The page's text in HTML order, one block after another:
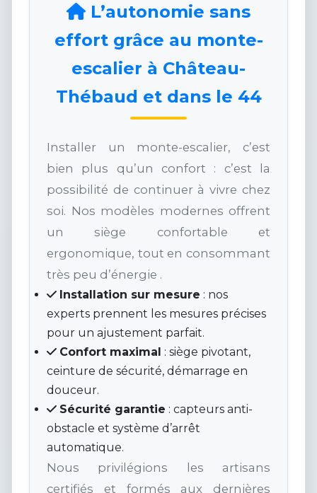
L’autonomie sans
effort grâce au monte-
escalier à Château-
Thébaud et dans le 44
Installer un monte-escalier, c’est
bien plus qu’un confort : c’est la
possibilité de continuer à vivre chez
soi. Nos modèles modernes offrent
un siège confortable et
ergonomique, tout en consommant
très peu d’énergie .
Installation sur mesure : nos
experts prennent les mesures précises
pour un ajustement parfait.
Confort maximal : siège pivotant,
ceinture de sécurité, démarrage en
douceur.
Sécurité garantie : capteurs anti-
obstacle et système d’arrêt
automatique.
Nous privilégions les artisans
certifiés et formés aux dernières